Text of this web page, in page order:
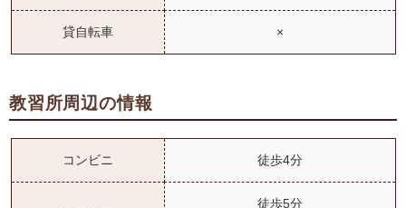
貸自転車 ×
教習所周辺の情報
コンビニ 徒歩4分
徒歩5分